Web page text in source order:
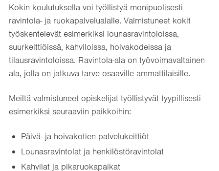
Kokin koulutuksella voi työllistyä monipuolisesti
ravintola- ja ruokapalvelualalle. Valmistuneet kokit
työskentelevät esimerkiksi lounasravintoloissa,
suurkeittiöissä, kahviloissa, hoivakodeissa ja
tilausravintoloissa. Ravintola-ala on työvoimavaltainen
ala, jolla on jatkuva tarve osaaville ammattilaisille.
Meiltä valmistuneet opiskelijat työllistyvät tyypillisesti
esimerkiksi seuraaviin paikkoihin:
Päivä- ja hoivakotien palvelukeittiöt
Lounasravintolat ja henkilöstöravintolat
Kahvilat ja pikaruokapaikat